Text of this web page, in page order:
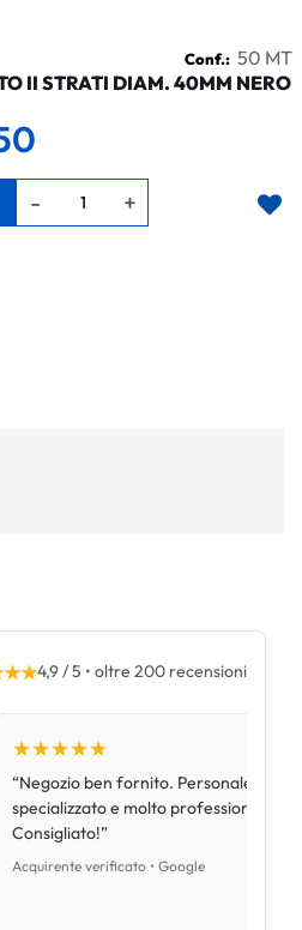
Conf.: 50 MT
II STRATI DIAM. 40MM NERO
4,9 / 5 • oltre 200 recensioni
★★★★★
“Negozio ben fornito. Personale
specializzato e molto professionale.
Consigliato!”
Acquirente verificato • Google